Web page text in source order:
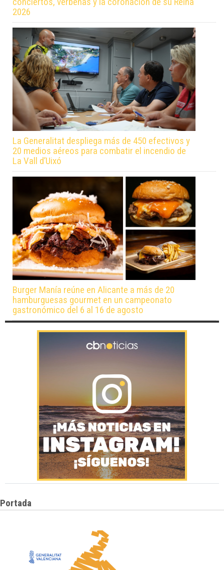
2026
La Generalitat despliega más de 450 efectivos y
20 medios aéreos para combatir el incendio de
La Vall d’Uixó
Burger Manía reúne en Alicante a más de 20
hamburguesas gourmet en un campeonato
gastronómico del 6 al 16 de agosto
Portada